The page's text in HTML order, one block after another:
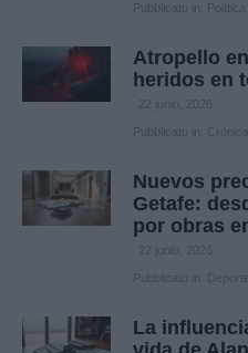
Pubblicato in: Política
Atropello
heridos en
22 junio, 2026
Pubblicato in: Crónica
Nuevos
Getafe:
por obras
22 junio, 2026
Pubblicato in:
La